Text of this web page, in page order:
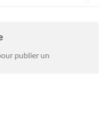
publier un